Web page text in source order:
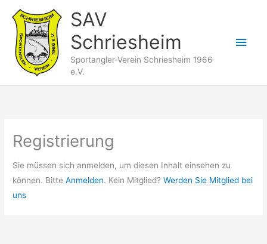
Inhalt
springen
SAV
Schriesheim
Sportangler-Verein Schriesheim 1966
e.V.
Registrierung
Sie müssen sich anmelden, um diesen Inhalt einsehen zu
können. BitteAnmelden. Kein Mitglied?Werden Sie Mitglied bei
uns